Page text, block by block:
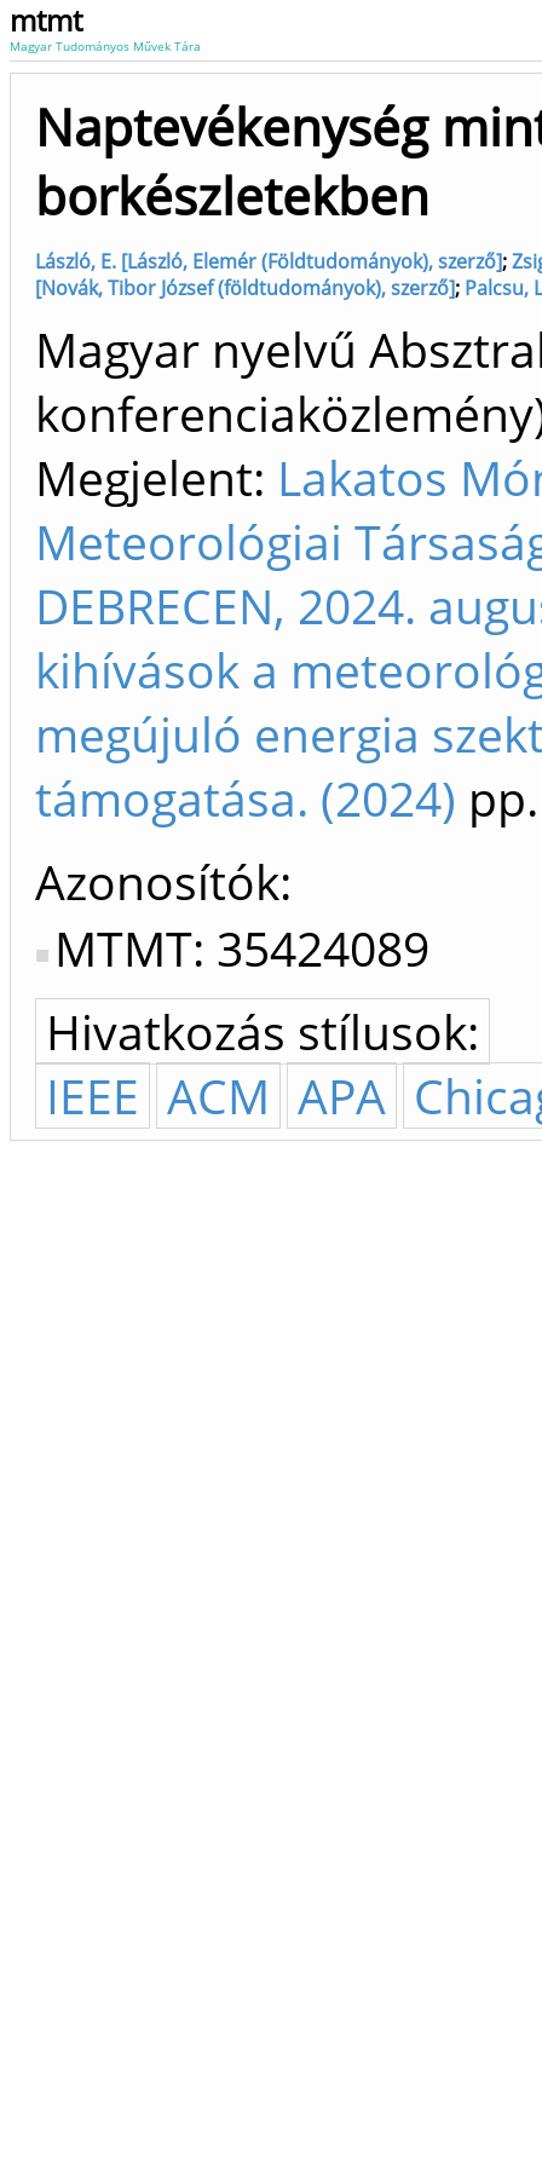
mtmt
Magyar Tudományos Művek Tára
Naptevékenység
borkészletekben
László, E. [László, Elemér (Földtudományok), szerző];
[Novák, Tibor József (földtudományok), szerző]; Palcsu,
Magyar nyelvű
Megjelent: Lakatos
Meteorológiai
DEBRECEN, 2024.
kihívások a
megújuló energia
támogatása. (2024)
Azonosítók
MTMT: 35424089
Hivatkozás stílusok:
IEEE ACM APA